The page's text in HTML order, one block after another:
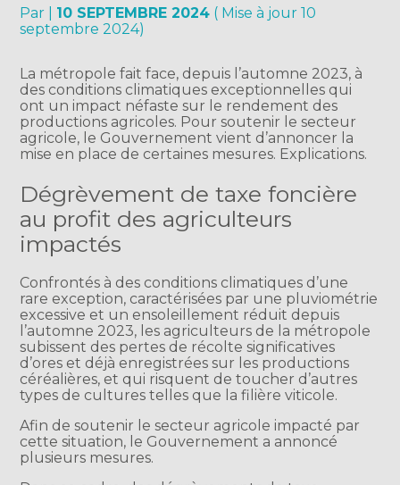
Par 10 SEPTEMBRE 2024 ( Mise à jour 10
septembre 2024)
La métropole fait face, depuis l’automne 2023, à
des conditions climatiques exceptionnelles qui
ont un impact néfaste sur le rendement des
productions agricoles. Pour soutenir le secteur
agricole, le Gouvernement vient d’annoncer la
mise en place de certaines mesures. Explications.
Dégrèvement de taxe foncière
au profit des agriculteurs
impactés
Confrontés à des conditions climatiques d’une
rare exception, caractérisées par une pluviométrie
excessive et un ensoleillement réduit depuis
l’automne 2023, les agriculteurs de la métropole
subissent des pertes de récolte significatives
d’ores et déjà enregistrées sur les productions
céréalières, et qui risquent de toucher d’autres
types de cultures telles que la filière viticole.
Afin de soutenir le secteur agricole impacté par
cette situation, le Gouvernement a annoncé
plusieurs mesures.